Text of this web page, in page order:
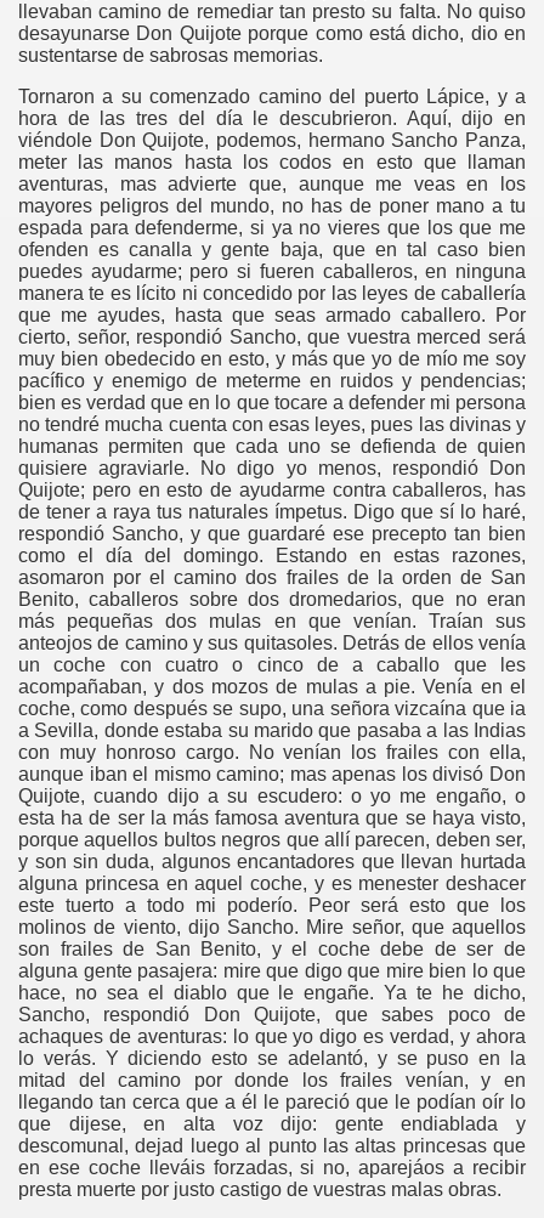
llevaban camino de remediar tan presto su falta. No quiso
desayunarse Don Quijote porque como está dicho, dio en
sustentarse de sabrosas memorias.
Tornaron a su comenzado camino del puerto Lápice, y a
hora de las tres del día le descubrieron. Aquí, dijo en
viéndole Don Quijote, podemos, hermano Sancho Panza,
meter las manos hasta los codos en esto que llaman
aventuras, mas advierte que, aunque me veas en los
mayores peligros del mundo, no has de poner mano a tu
espada para defenderme, si ya no vieres que los que me
ofenden es canalla y gente baja, que en tal caso bien
puedes ayudarme; pero si fueren caballeros, en ninguna
manera te es lícito ni concedido por las leyes de caballería
que me ayudes, hasta que seas armado caballero. Por
cierto, señor, respondió Sancho, que vuestra merced será
muy bien obedecido en esto, y más que yo de mío me soy
pacífico y enemigo de meterme en ruidos y pendencias;
bien es verdad que en lo que tocare a defender mi persona
no tendré mucha cuenta con esas leyes, pues las divinas y
humanas permiten que cada uno se defienda de quien
quisiere agraviarle. No digo yo menos, respondió Don
Quijote; pero en esto de ayudarme contra caballeros, has
de tener a raya tus naturales ímpetus. Digo que sí lo haré,
respondió Sancho, y que guardaré ese precepto tan bien
como el día del domingo. Estando en estas razones,
asomaron por el camino dos frailes de la orden de San
Benito, caballeros sobre dos dromedarios, que no eran
más pequeñas dos mulas en que venían. Traían sus
anteojos de camino y sus quitasoles. Detrás de ellos venía
un coche con cuatro o cinco de a caballo que les
acompañaban, y dos mozos de mulas a pie. Venía en el
coche, como después se supo, una señora vizcaína que ia
a Sevilla, donde estaba su marido que pasaba a las Indias
con muy honroso cargo. No venían los frailes con ella,
aunque iban el mismo camino; mas apenas los divisó Don
Quijote, cuando dijo a su escudero: o yo me engaño, o
esta ha de ser la más famosa aventura que se haya visto,
porque aquellos bultos negros que allí parecen, deben ser,
y son sin duda, algunos encantadores que llevan hurtada
alguna princesa en aquel coche, y es menester deshacer
este tuerto a todo mi poderío. Peor será esto que los
molinos de viento, dijo Sancho. Mire señor, que aquellos
son frailes de San Benito, y el coche debe de ser de
alguna gente pasajera: mire que digo que mire bien lo que
hace, no sea el diablo que le engañe. Ya te he dicho,
Sancho, respondió Don Quijote, que sabes poco de
achaques de aventuras: lo que yo digo es verdad, y ahora
lo verás. Y diciendo esto se adelantó, y se puso en la
mitad del camino por donde los frailes venían, y en
llegando tan cerca que a él le pareció que le podían oír lo
que dijese, en alta voz dijo: gente endiablada y
descomunal, dejad luego al punto las altas princesas que
en ese coche lleváis forzadas, si no, aparejáos a recibir
presta muerte por justo castigo de vuestras malas obras.